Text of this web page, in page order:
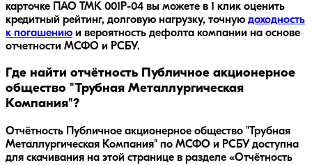
карточке
ПАО ТМК 001P-04 вы можете в 1 клик оценить
кредитный рейтинг, долговую нагрузку, точную доходность
к погашению и вероятность дефолта компании на основе
отчетности МСФО и РСБУ.
Где найти отчётность Публичное акционерное
общество "Трубная Металлургическая
Компания"?
Отчётность Публичное акционерное общество "Трубная
Металлургическая Компания" по МСФО и РСБУ доступна
для скачивания на этой странице в разделе «Отчётность